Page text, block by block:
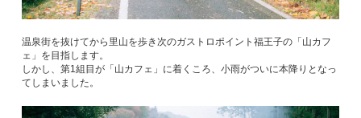
温泉街を抜けてから里山を歩き次のガストロポイント福王子の「山カフ
ェ」を目指します。
しかし、第1組目が「山カフェ」に着くころ、小雨がついに本降りとなっ
てしまいました。